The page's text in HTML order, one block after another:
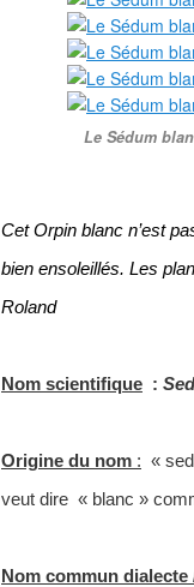
Le Sédum
Cet Orpin blanc n’est
bien ensoleillés. Les
Roland
Nom scientifique :
Origine du nom : «
veut dire « blanc »
Nom commun dialecte